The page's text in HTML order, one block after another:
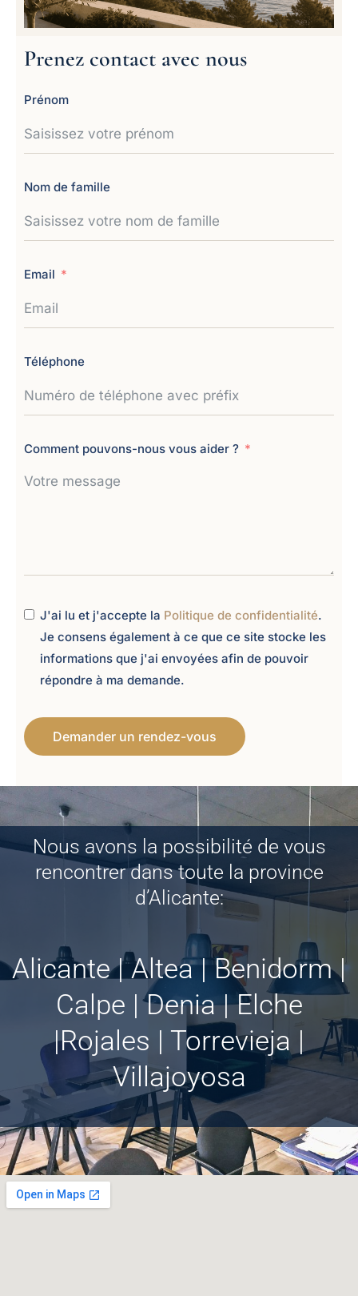
Prenez contact avec nous
Prénom
Nom de famille
Email
Téléphone
Comment pouvons-nous vous aider ?
J'ai lu et j'accepte la Politique de confidentialité.
Je consens également à ce que ce site stocke les
informations que j'ai envoyées afin de pouvoir
répondre à ma demande.
Demander un rendez-vous
Nous avons la possibilité de vous
rencontrer dans toute la province
d’Alicante:
Alicante | Altea | Benidorm |
Calpe | Denia | Elche
|Rojales | Torrevieja |
Villajoyosa